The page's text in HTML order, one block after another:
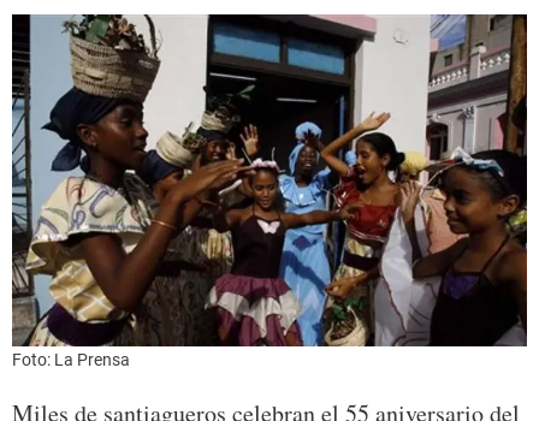
Foto: La Prensa
Miles de santiagueros celebran el 55 aniversario del